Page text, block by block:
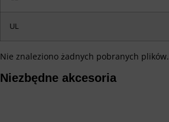
UL
Nie znaleziono żadnych pobranych plików.
Niezbędne akcesoria